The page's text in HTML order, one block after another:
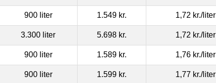
900 liter 1.549 kr. 1,72 kr./liter
3.300 liter 5.698 kr. 1,72 kr./liter
900 liter 1.589 kr. 1,76 kr./liter
900 liter 1.599 kr. 1,77 kr./liter